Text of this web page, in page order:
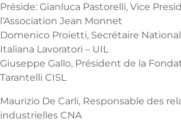
Préside: Gianluca Pastorelli, Vice
l’Association Jean Monnet
Domenico Proietti, Secrétaire
Italiana Lavoratori – UIL
Giuseppe Gallo, Président de la
Tarantelli CISL
Maurizio De Carli, Responsable des
industrielles CNA